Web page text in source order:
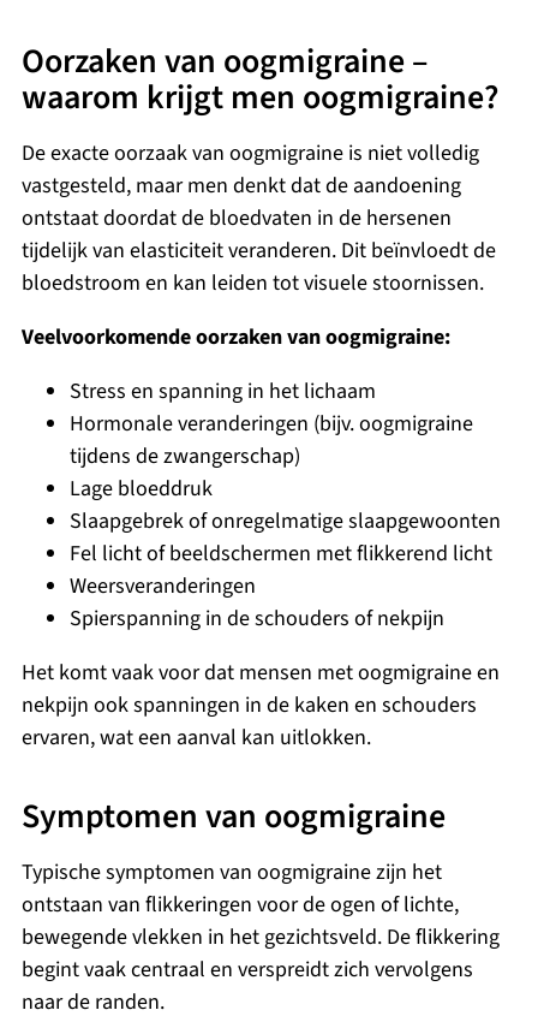
Oorzaken van oogmigraine –
waarom krijgt men oogmigraine?
De exacte oorzaak van oogmigraine is niet volledig
vastgesteld, maar men denkt dat de aandoening
ontstaat doordat de bloedvaten in de hersenen
tijdelijk van elasticiteit veranderen. Dit beïnvloedt de
bloedstroom en kan leiden tot visuele stoornissen.
Veelvoorkomende oorzaken van oogmigraine:
Stress en spanning in het lichaam
Hormonale veranderingen (bijv. oogmigraine
tijdens de zwangerschap)
Lage bloeddruk
Slaapgebrek of onregelmatige slaapgewoonten
Fel licht of beeldschermen met flikkerend licht
Weersveranderingen
Spierspanning in de schouders of nekpijn
Het komt vaak voor dat mensen met oogmigraine en
nekpijn ook spanningen in de kaken en schouders
ervaren, wat een aanval kan uitlokken.
Symptomen van oogmigraine
Typische symptomen van oogmigraine zijn het
ontstaan van flikkeringen voor de ogen of lichte,
bewegende vlekken in het gezichtsveld. De flikkering
begint vaak centraal en verspreidt zich vervolgens
naar de randen.